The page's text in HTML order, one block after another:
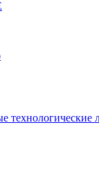
технологические